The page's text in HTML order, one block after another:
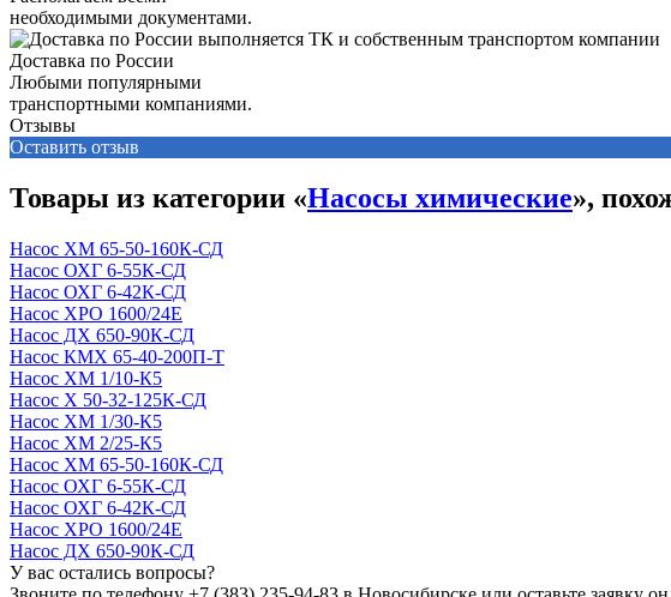
необходимыми документами.
Доставка по России
Любыми популярными
транспортными компаниями.
Отзывы
Оставить отзыв
Товары из категории «Насосы химические»,
Насос ХМ 65-50-160К-СД
Насос ОХГ 6-55К-СД
Насос ОХГ 6-42К-СД
Насос ХРО 1600/24Е
Насос ДХ 650-90К-СД
Насос КМХ 65-40-200П-Т
Насос ХМ 1/10-К5
Насос Х 50-32-125К-СД
Насос ХМ 1/30-К5
Насос ХМ 2/25-К5
Насос ХМ 65-50-160К-СД
Насос ОХГ 6-55К-СД
Насос ОХГ 6-42К-СД
Насос ХРО 1600/24Е
Насос ДХ 650-90К-СД
У вас остались вопросы?